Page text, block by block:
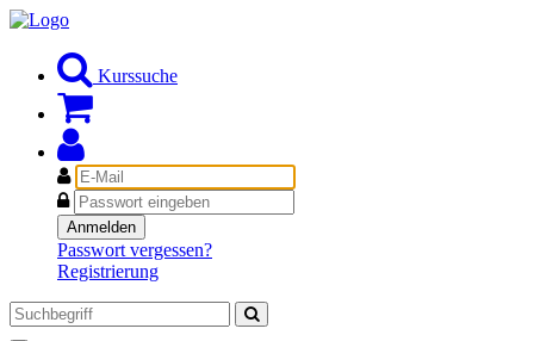
Kurssuche
E-
Mail
Passwort
Anmelden
Passwort vergessen?
Registrierung